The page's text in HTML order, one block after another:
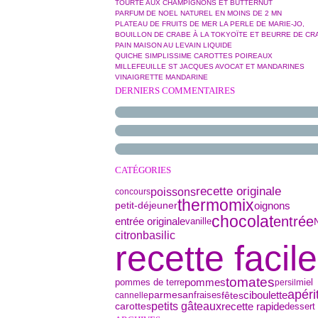
TOURTE AUX CHAMPIGNONS ET BUTTERNUT
PARFUM DE NOEL NATUREL EN MOINS DE 2 MN
PLATEAU DE FRUITS DE MER LA PERLE DE MARIE-JO,
BOUILLON DE CRABE À LA TOKYOÏTE ET BEURRE DE
PAIN MAISON AU LEVAIN LIQUIDE
QUICHE SIMPLISSIME CAROTTES POIREAUX
MILLEFEUILLE ST JACQUES AVOCAT ET MANDARINES
VINAIGRETTE MANDARINE
DERNIERS COMMENTAIRES
CATÉGORIES
concourspoissonsrecette originale
petit-déjeunerthermomixoignons
entrée originalevanillechocolatentrée
citronbasilic
recette facile
pommes de terrepommestomatespersil miel
cannelleparmesanfraisesfêtesciboulette
carottespetits gâteauxrecette rapidedessert